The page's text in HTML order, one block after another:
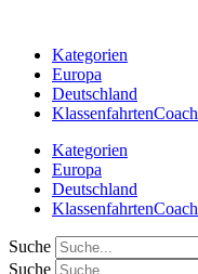
springenKategorien
Europa
Deutschland
KlassenfahrtenCoach
Kategorien
Europa
Deutschland
KlassenfahrtenCoach
Suche
Suche